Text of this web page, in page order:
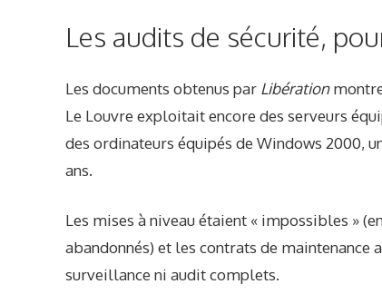
Les audits de sécurité,
Les documents obtenus par Libération
Le Louvre exploitait encore des serveurs
des ordinateurs équipés de Windows 2000,
ans.
Les mises à niveau étaient « impossibles »
abandonnés) et les contrats de maintenance
surveillance ni audit complets.